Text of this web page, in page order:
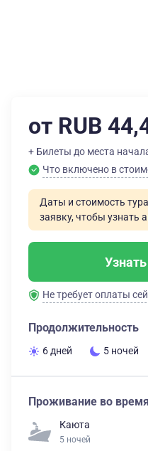
от RUB
+ Билеты до места
Что включено в
Даты и стоимость
заявку, чтобы узнать
Не требует оплаты
Продолжительность
6 дней 5 ночей
Проживание во
Каюта
5 ночей